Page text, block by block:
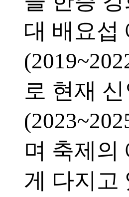
대 배요섭
로 현재
며 축제의
게 다지고